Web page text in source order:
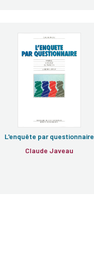
L'enquête par questionnaire
Claude Javeau